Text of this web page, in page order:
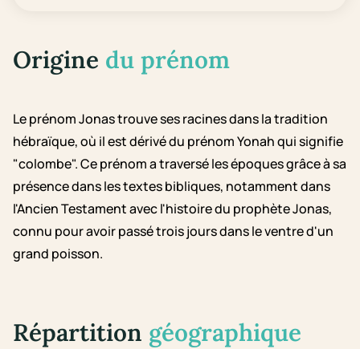
Origine du prénom
Le prénom Jonas trouve ses racines dans la tradition
hébraïque, où il est dérivé du prénom Yonah qui signifie
"colombe". Ce prénom a traversé les époques grâce à sa
présence dans les textes bibliques, notamment dans
l'Ancien Testament avec l'histoire du prophète Jonas,
connu pour avoir passé trois jours dans le ventre d'un
grand poisson.
Répartition géographique